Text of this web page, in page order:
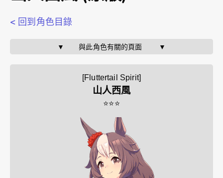
< 回到角色目錄
▼       與此角色有關的頁面        ▼
[Fluttertail Spirit]
山人西風
⭐⭐⭐